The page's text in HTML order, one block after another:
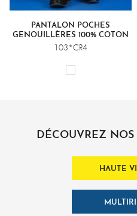
PANTALON POCHES
GENOUILLÈRES 100% COTON
CROISÉ BLANC
103*CR4
DÉCOUVREZ NOS
HAUTE